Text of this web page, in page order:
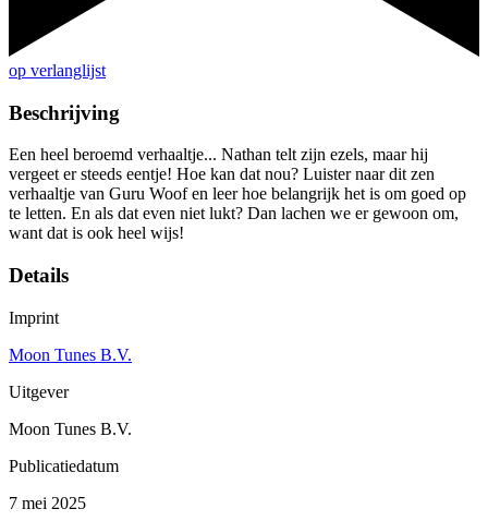
op verlanglijst
Beschrijving
Een heel beroemd verhaaltje... Nathan telt zijn ezels, maar hij
vergeet er steeds eentje! Hoe kan dat nou? Luister naar dit zen
verhaaltje van Guru Woof en leer hoe belangrijk het is om goed op
te letten. En als dat even niet lukt? Dan lachen we er gewoon om,
want dat is ook heel wijs!
Details
Imprint
Moon Tunes B.V.
Uitgever
Moon Tunes B.V.
Publicatiedatum
7 mei 2025